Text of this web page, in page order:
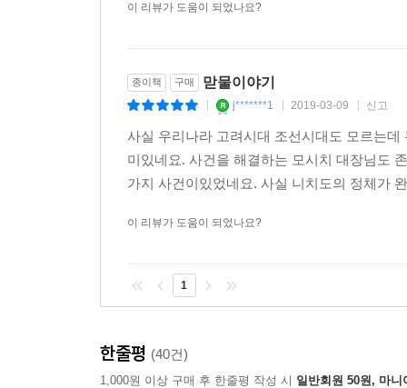
이 리뷰가 도움이 되었나요?
종이책 구매 맏물이야기
j*******1 2019-03-09 신고
사실 우리나라 고려시대 조선시대도 모르는
미있네요. 사건을 해결하는 모시치 대장님도
가지 사건이있었네요. 사실 니치도의 정체가
이 리뷰가 도움이 되었나요?
1
한줄평 (40건)
1,000원 이상 구매 후 한줄평 작성 시 일반회원 50원, 마니